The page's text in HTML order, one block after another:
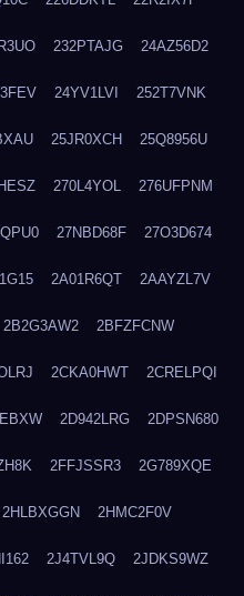
232PTAJG 24AZ56D2
24YV1LVI 252T7VNK
25JR0XCH 25Q8956U
270L4YOL 276UFPNM
27NBD68F 27O3D674
2A01R6QT 2AAYZL7V
2B2G3AW2 2BFZFCNW
2CKA0HWT 2CRELPQI
2D942LRG 2DPSN680
2FFJSSR3 2G789XQE
2HLBXGGN 2HMC2F0V
2J4TVL9Q 2JDKS9WZ